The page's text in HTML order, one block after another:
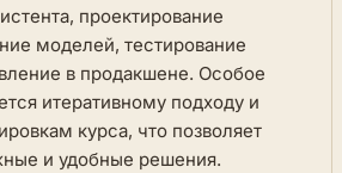
проектирование
моделей, тестирование
в продакшене. Особое
итеративному подходу и
курса, что позволяет
и удобные решения.